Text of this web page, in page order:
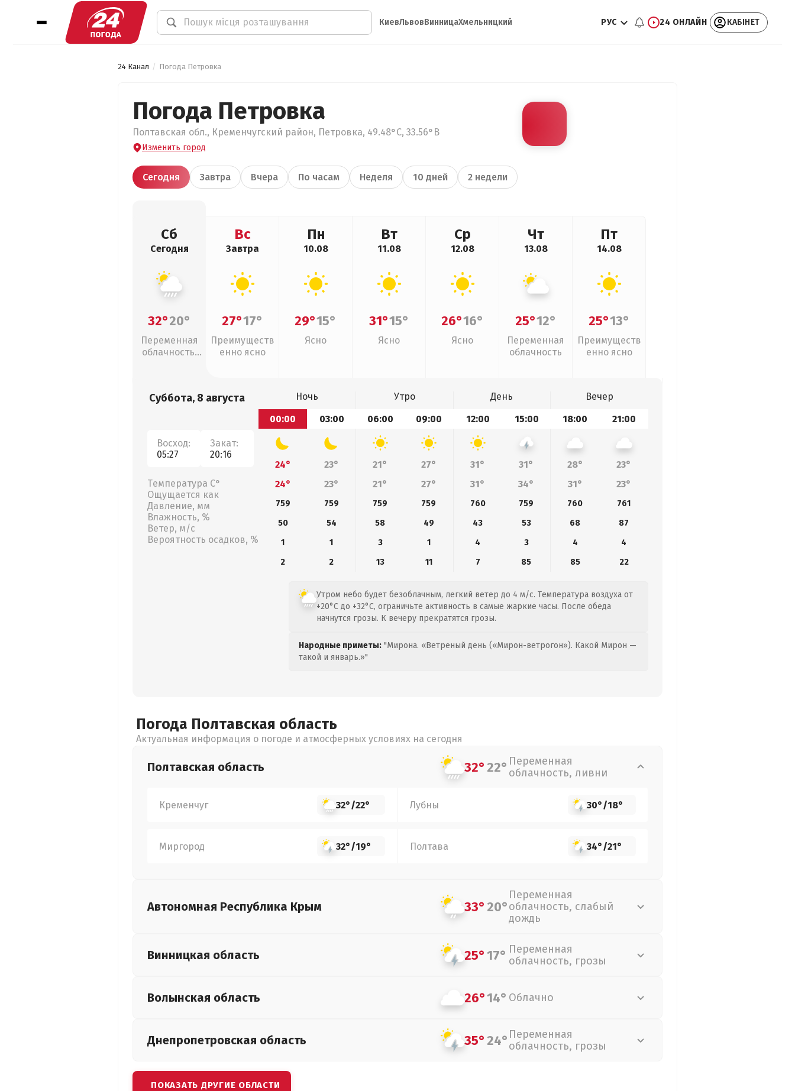
КиевЛьвовВинницаХмельницкий РУС 24 ОНЛАЙН КАБІНЕТ
24 Канал Погода Петровка
Погода Петровка
Полтавская обл., Кременчугский район, Петровка, 49.48°С, 33.56°В
Изменить город
Сегодня Завтра Вчера По часам Неделя 10 дней 2 недели
Сб
Сегодня
32°20°
Переменная
облачность,
Вс
Завтра
27°17°
Преимуществ
енно ясно
Пн
10.08
29°15°
Ясно
Вт
11.08
31°15°
Ясно
Ср
12.08
26°16°
Ясно
Чт
13.08
25°12°
Переменная
облачность
Пт
14.08
25°13°
Преимуществ
енно ясно
Суббота, 8 августа
Восход:
05:27
Закат:
20:16
Температура С°
Ощущается как
Давление, мм
Влажность, %
Ветер, м/с
Вероятность осадков, %
Ночь Утро День
Вечер
00:00
03:00 06:00 09:00 12:00 15:00 18:00 21:00
24° 23° 21° 27° 31° 31° 28°
23°
24°
23° 21° 27° 31° 34° 31° 23°
759 759 759 759 760 759 760
761
50
54 58 49 43 53 68
87
1
1 3 1 4 3 4
4
2
2 13 11 7 85 85 22
Утром небо будет безоблачным, легкий ветер до 4 м/с. Температура воздуха от
+20°C до +32°C, ограничьте активность в самые жаркие часы. После обеда
начнутся грозы. К вечеру прекратятся грозы.
Народные приметы: "Мирона. «Ветреный день («Мирон-ветрогон»). Какой Мирон —
такой и январь.»"
Погода Полтавская область
Актуальная информация о погоде и атмосферных условиях на сегодня
Полтавская область 32°22° Переменная
облачность, ливни
Кременчуг 32°/22° Лубны 30°/18°
Миргород 32°/19° Полтава 34°/21°
Автономная Республика Крым 33°20°
Переменная
облачность, слабый
дождь
Винницкая область 25°17° Переменная
облачность, грозы
Волынская область 26°14° Облачно
Днепропетровская область 35°24° Переменная
облачность, грозы
ПОКАЗАТЬ ДРУГИЕ ОБЛАСТИ